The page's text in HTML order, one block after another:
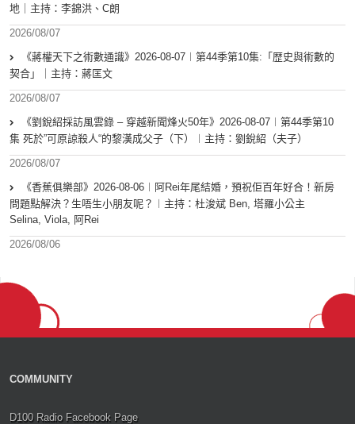
地｜主持：李錦洪、C朗
2026/08/07
《蔣權天下之術數通識》2026-08-07︱第44季第10集:「歴史與術數的
契合」｜主持：蔣匡文
2026/08/07
《劉銳紹採訪風雲錄 – 穿越新聞烽火50年》2026-08-07︱第44季第10
集 死於”可原諒殺人“的黎漢成父子（下）︱主持：劉銳紹（夫子）
2026/08/07
《香蕉俱樂部》2026-08-06︱阿Rei年尾結婚，預祝佢百年好合！新房
問題點解決？生唔生小朋友呢？︱主持：杜浚斌 Ben, 塔羅小公主
Selina, Viola, 阿Rei
2026/08/06
COMMUNITY
D100 Radio Facebook Page